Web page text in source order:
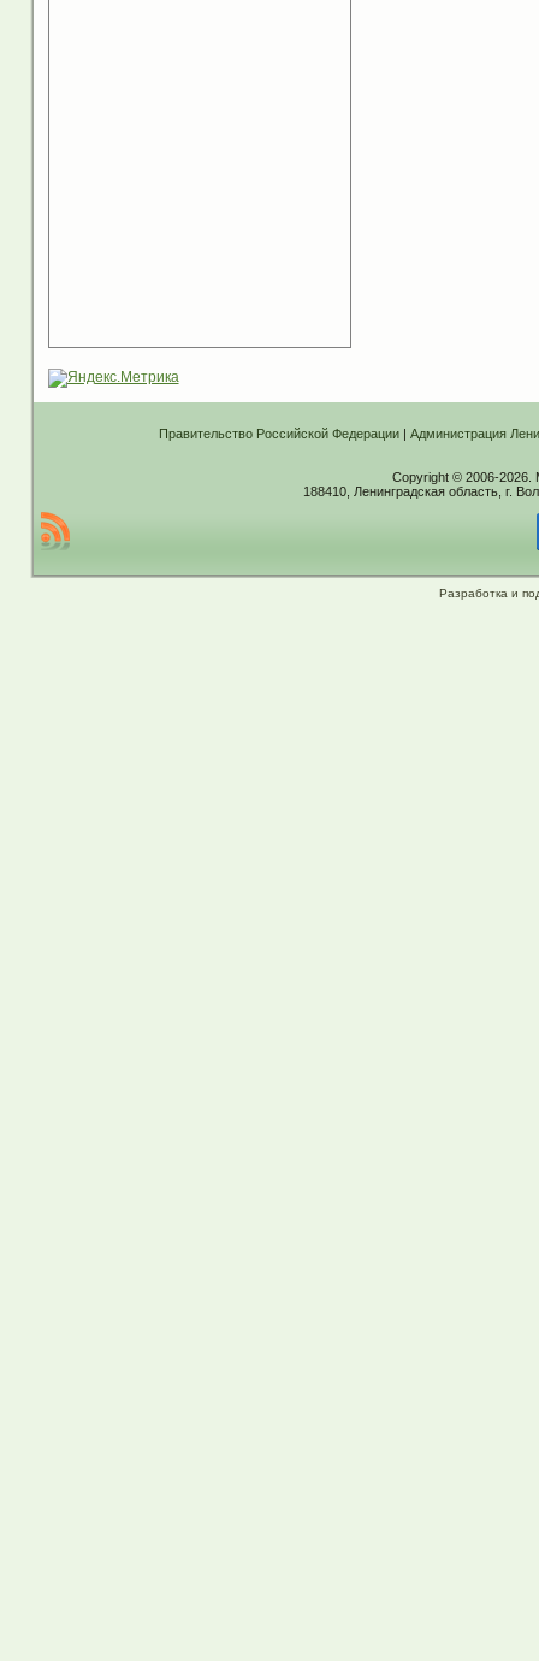
Правительство Российской Федерации| Администрация
Copyright © 2006-2026.
188410, Ленинградская область, г.
Разработка и